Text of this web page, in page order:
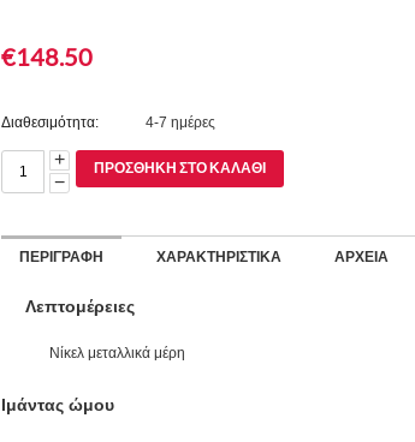
€148.50
Διαθεσιμότητα: 4-7 ημέρες
+
−
ΠΡΟΣΘΉΚΗ ΣΤΟ ΚΑΛΆΘΙ
ΠΕΡΙΓΡΑΦΉ ΧΑΡΑΚΤΗΡΙΣΤΙΚΆ ΑΡΧΕΊΑ
Λεπτομέρειες
Νίκελ μεταλλικά μέρη
Ιμάντας ώμου